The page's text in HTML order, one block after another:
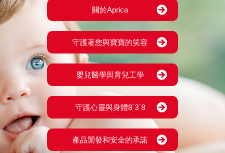
關於Aprica
守護著您與寶寶的笑容
嬰兒醫學與育兒工學
守護心靈與身體8˙3˙8
產品開發和安全的承諾